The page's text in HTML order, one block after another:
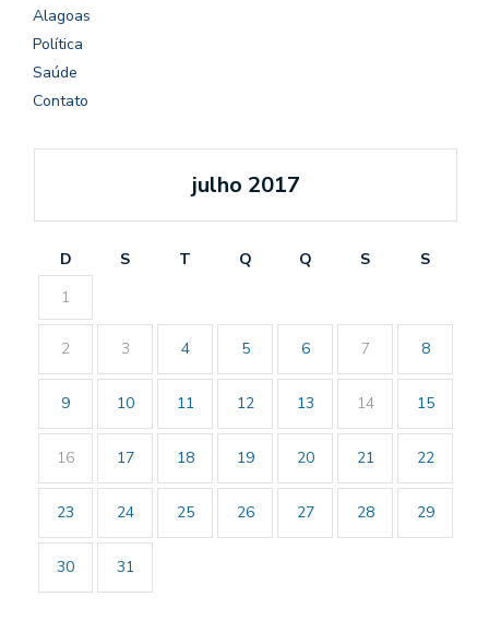
Alagoas
Política
Saúde
Contato
julho 2017
D S T Q Q S
S
1
2 3 4 5 6 7 8
9 10 11 12 13 14 15
16 17 18 19 20 21 22
23 24 25 26 27 28 29
30 31